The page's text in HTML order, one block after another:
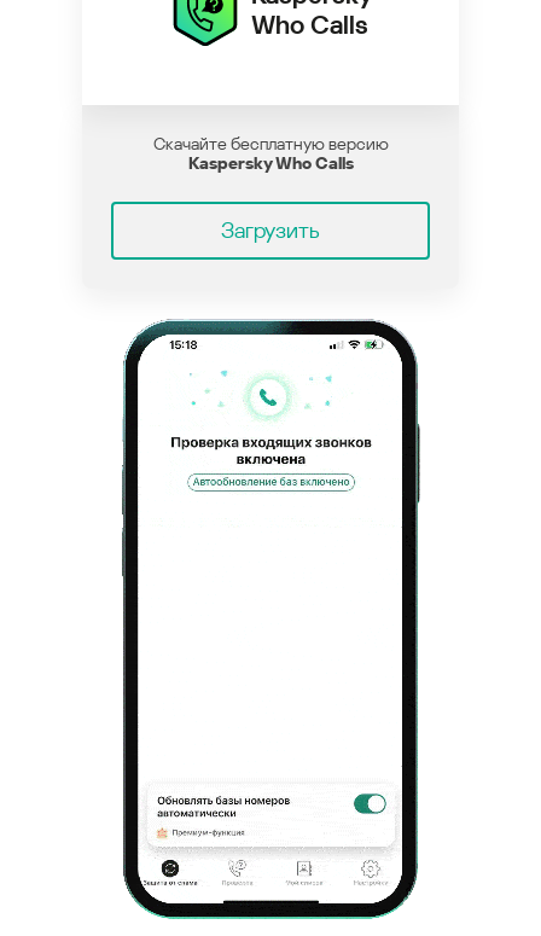
Who Calls
Скачайте бесплатную версию
Kaspersky Who Calls
Загрузить